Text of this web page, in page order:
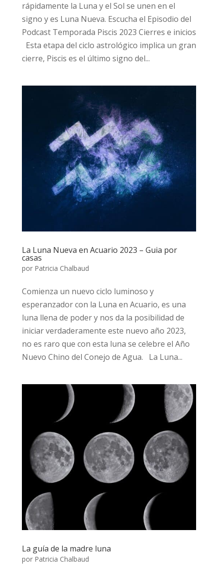
rápidamente la Luna y el Sol se unen en el
signo y es Luna Nueva. Escucha el Episodio del
Podcast Temporada Piscis 2023 Cierres e inicios
Esta etapa del ciclo astrológico implica un gran
cierre, Piscis es el último signo del...
La Luna Nueva en Acuario 2023 – Guia por
casas
por Patricia Chalbaud
Comienza un nuevo ciclo luminoso y
esperanzador con la Luna en Acuario, es una
luna llena de poder y nos da la posibilidad de
iniciar verdaderamente este nuevo año 2023,
no es raro que con esta luna se celebre el Año
Nuevo Chino del Conejo de Agua. La Luna...
La guía de la madre luna
por Patricia Chalbaud